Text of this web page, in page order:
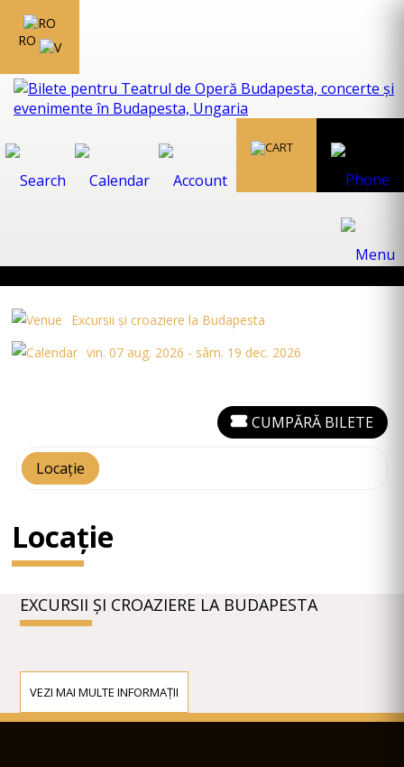
RO
Excursii și croaziere la Budapesta
vin. 07 aug. 2026 - sâm. 19 dec. 2026
Locație
CUMPĂRĂ BILETE
Locație
EXCURSII ȘI CROAZIERE LA BUDAPESTA
VEZI MAI MULTE INFORMAȚII